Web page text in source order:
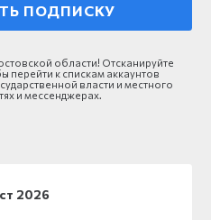
ПОДПИСКУ
области! Отсканируйте
перейти к спискам аккаунтов
власти и местного
и мессенджерах.
2026